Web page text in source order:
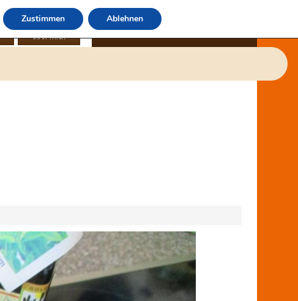
über mich
Zustimmen Ablehnen